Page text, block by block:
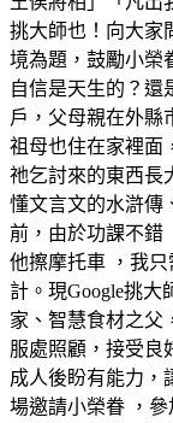
挑大師也！向大家
境為題，鼓勵小榮
自信是天生的？還
戶，父母親在外縣
祖母也住在家裡面
祂乞討來的東西長
懂文言文的水滸傳
前，由於功課不錯
他擦摩托車 ，我
計。現Google挑大
家、智慧食材之父
服處照顧，接受良
成人後盼有能力，
場邀請小榮眷 ，參